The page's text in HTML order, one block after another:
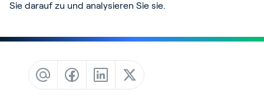
Kontact
Blog
Kundenreferenzen
Sie darauf zu und analysieren Sie sie.